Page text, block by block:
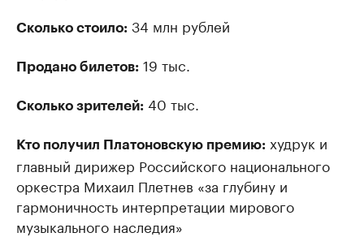
Сколько стоило: 34 млн рублей
Продано билетов: 19 тыс.
Сколько зрителей: 40 тыс.
Кто получил Платоновскую премию: худрук и
главный дирижер Российского национального
оркестра Михаил Плетнев «за глубину и
гармоничность интерпретации мирового
музыкального наследия»